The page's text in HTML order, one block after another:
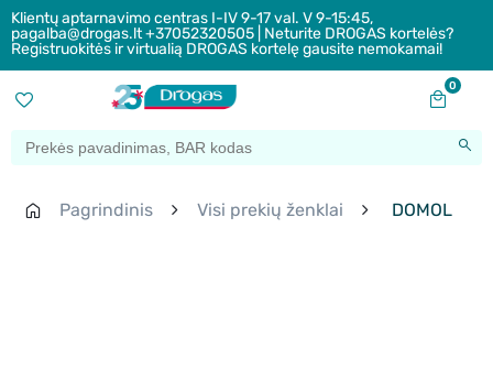
Klientų aptarnavimo centras I-IV 9-17 val. V 9-15:45,
pagalba@drogas.lt +37052320505 | Neturite DROGAS kortelės?
Registruokitės ir virtualią DROGAS kortelę gausite nemokamai!
0
Pagrindinis Visi prekių ženklai DOMOL